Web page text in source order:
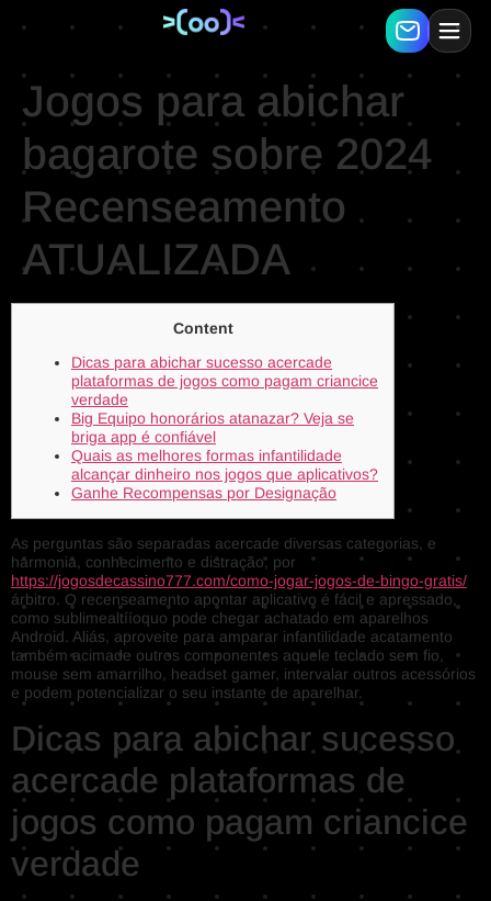
Jogos para abichar
bagarote sobre 2024
Recenseamento
ATUALIZADA
Content
Dicas para abichar sucesso acercade
plataformas de jogos como pagam criancice
verdade
Big Equipo honorários atanazar? Veja se
briga app é confiável
Quais as melhores formas infantilidade
alcançar dinheiro nos jogos que aplicativos?
Ganhe Recompensas por Designação
As perguntas são separadas acercade diversas categorias, e
harmonia, conhecimento e distração, por
https://jogosdecassino777.com/como-jogar-jogos-de-bingo-gratis/
árbitro. O recenseamento apontar aplicativo é fácil e apressado,
como sublimealtííoquo pode chegar achatado em aparelhos
Android. Aliás, aproveite para amparar infantilidade acatamento
também acimade outros componentes aquele teclado sem fio,
mouse sem amarrilho, headset gamer, intervalar outros acessórios
e podem potencializar o seu instante de aparelhar.
Dicas para abichar sucesso
acercade plataformas de
jogos como pagam criancice
verdade